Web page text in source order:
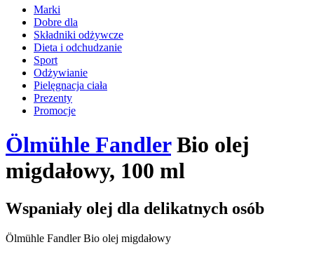
Marki
Dobre dla
Składniki odżywcze
Dieta i odchudzanie
Sport
Odżywianie
Pielęgnacja ciała
Prezenty
Promocje
Ölmühle FandlerBio olej
migdałowy, 100 ml
Wspaniały olej dla delikatnych osób
Ölmühle Fandler Bio olej migdałowy